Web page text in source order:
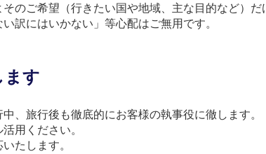
のご希望（行きたい国や地域、主な目的など）
訳にはいかない」等心配はご無用です。
ます
、旅行後も徹底的にお客様の執事役に徹します。
用ください。
たします。